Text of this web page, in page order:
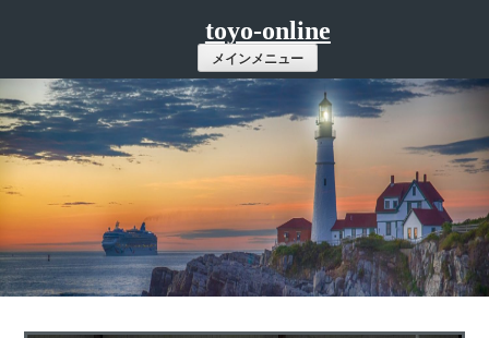
ツ
へ
ス
キ
ッ
プ
toyo-online
メインメニュー